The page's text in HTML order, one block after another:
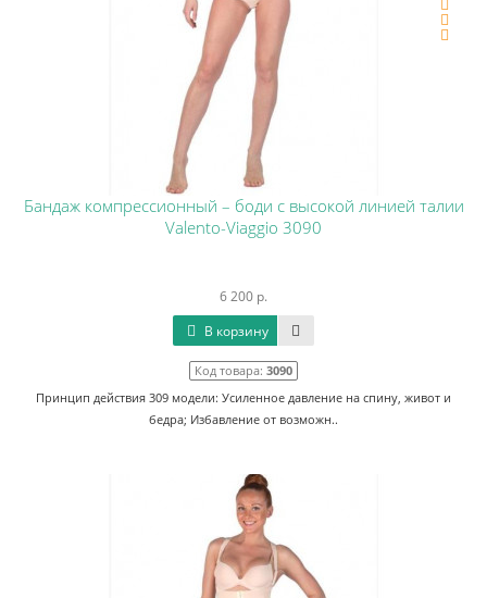
Бандаж компрессионный – боди с высокой линией талии
Valento-Viaggio 3090
6 200 р.
В корзину
Код товара: 3090
Принцип действия 309 модели: Усиленное давление на спину, живот и
бедра; Избавление от возможн..